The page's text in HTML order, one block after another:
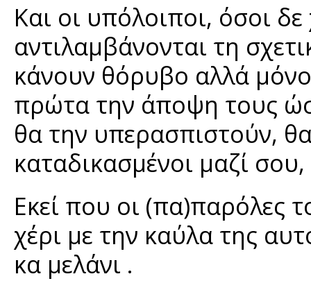
Και οι υπόλοιποι, όσοι
αντιλαμβάνονται τη
κάνουν θόρυβο αλλά
πρώτα την άποψη τους
θα την υπερασπιστούν,
καταδικασμένοι μαζί
Εκεί που οι (πα)παρόλες
χέρι με την καύλα της
κα μελάνι .